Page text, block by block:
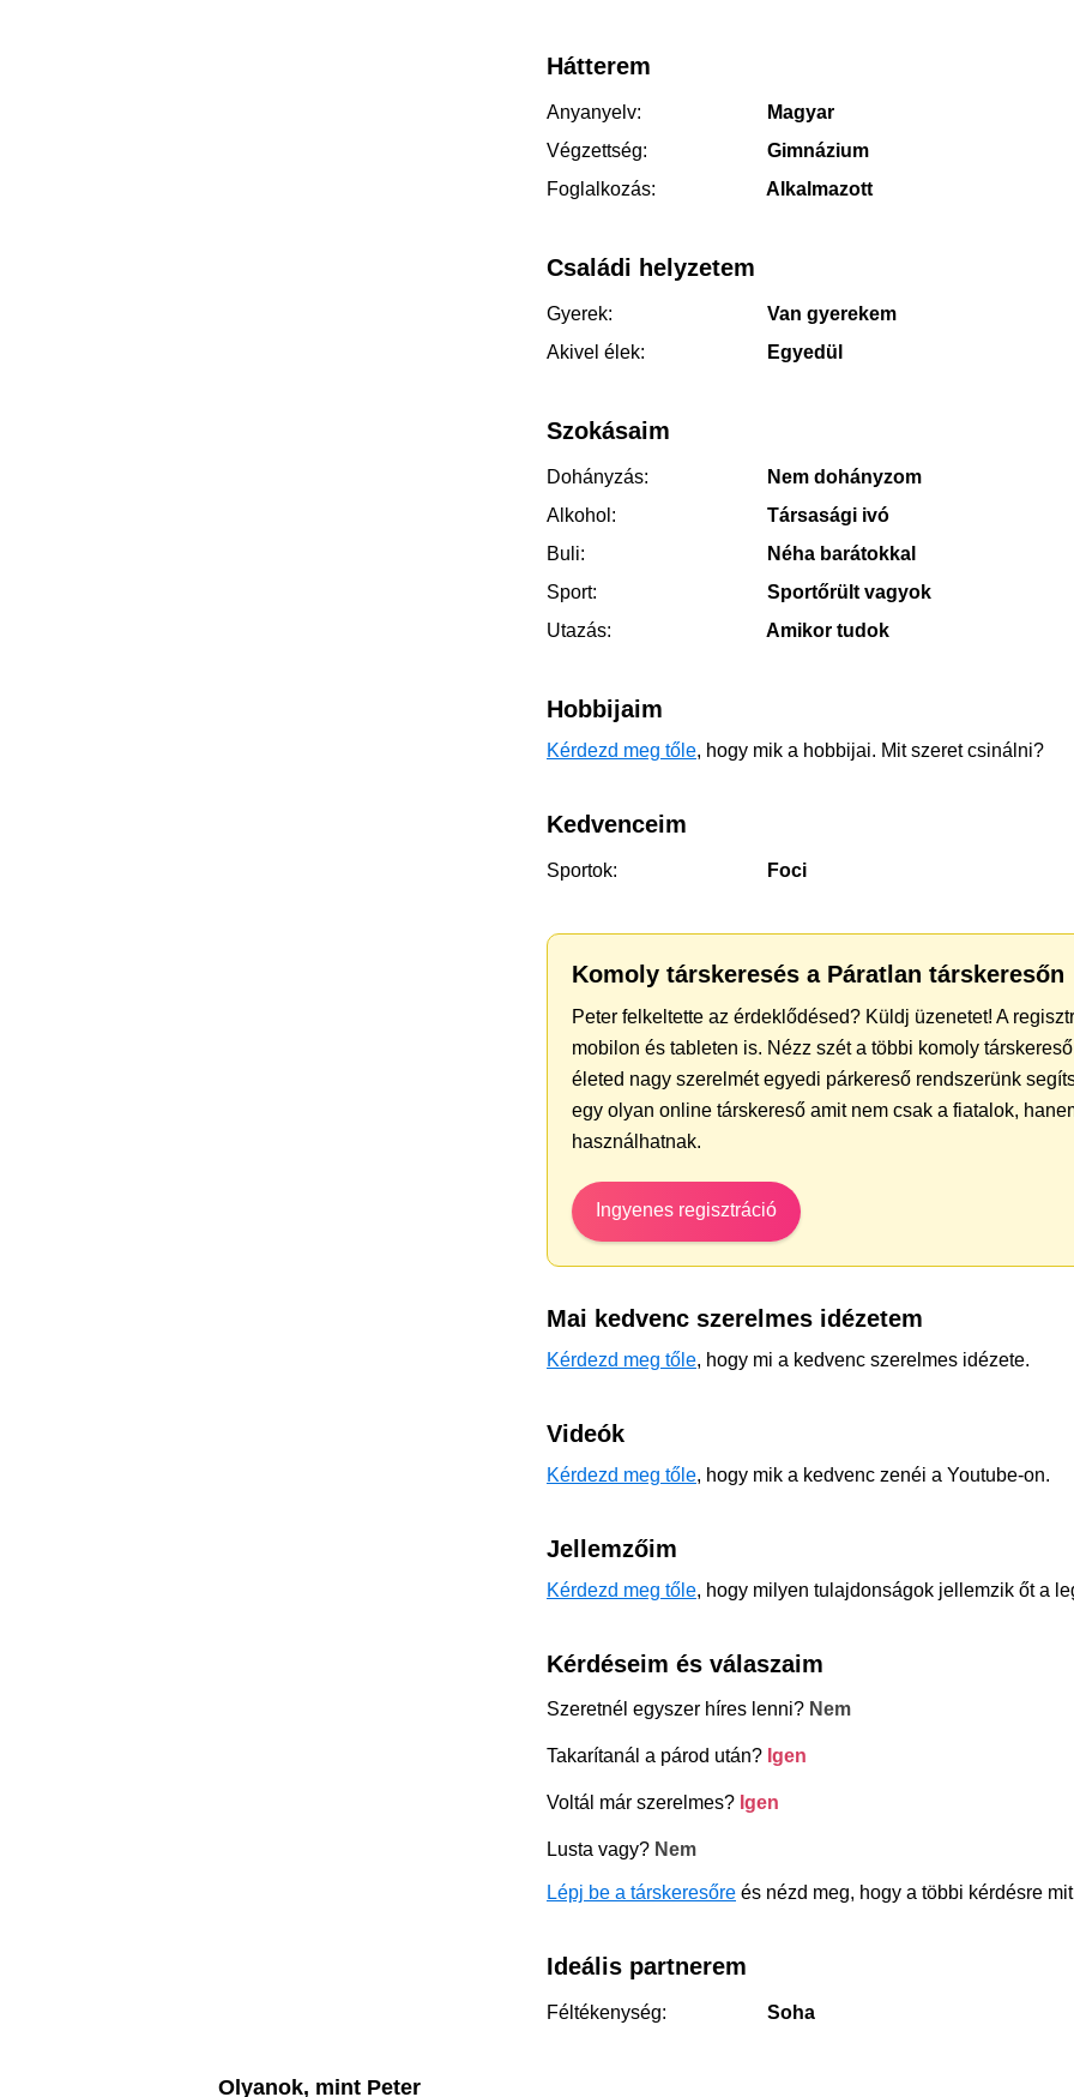
Hátterem
Anyanyelv:
Magyar
Végzettség:
Gimnázium
Foglalkozás:
Alkalmazott
Családi helyzetem
Gyerek:
Van gyerekem
Akivel élek:
Egyedül
Szokásaim
Dohányzás:
Nem dohányzom
Alkohol:
Társasági ivó
Buli:
Néha barátokkal
Sport:
Sportőrült vagyok
Utazás:
Amikor tudok
Hobbijaim
Kérdezd meg tőle, hogy mik a hobbijai. Mit szeret csinálni?
Kedvenceim
Sportok: Foci
Komoly társkeresés a Páratlan társkeresőn
Peter felkeltette az érdeklődésed? Küldj üzenetet! A
mobilon és tableten is. Nézz szét a többi komoly
életed nagy szerelmét egyedi párkereső rendszerünk
egy olyan online társkereső amit nem csak a fiatalok,
használhatnak.
Ingyenes regisztráció
Mai kedvenc szerelmes idézetem
Kérdezd meg tőle, hogy mi a kedvenc szerelmes idézete.
Videók
Kérdezd meg tőle, hogy mik a kedvenc zenéi a Youtube-on.
Jellemzőim
Kérdezd meg tőle, hogy milyen tulajdonságok jellemzik őt a
Kérdéseim és válaszaim
Szeretnél egyszer híres lenni? Nem
Takarítanál a párod után? Igen
Voltál már szerelmes? Igen
Lusta vagy? Nem
Lépj be a társkeresőre és nézd meg, hogy a többi kérdésre
Ideális partnerem
Féltékenység: Soha
Olyanok, mint Peter